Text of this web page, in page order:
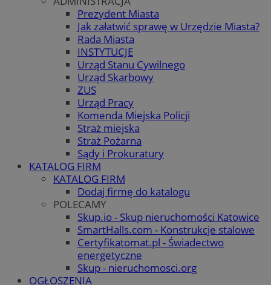
Prezydent Miasta
Jak załatwić sprawę w Urzędzie Miasta?
Rada Miasta
INSTYTUCJE
Urząd Stanu Cywilnego
Urząd Skarbowy
ZUS
Urząd Pracy
Komenda Miejska Policji
Straż miejska
Straż Pożarna
Sądy i Prokuratury
KATALOG FIRM
KATALOG FIRM
Dodaj firmę do katalogu
POLECAMY
Skup.io - Skup nieruchomości Katowice
SmartHalls.com - Konstrukcje stalowe
Certyfikatomat.pl - Świadectwo
energetyczne
Skup - nieruchomosci.org
OGŁOSZENIA